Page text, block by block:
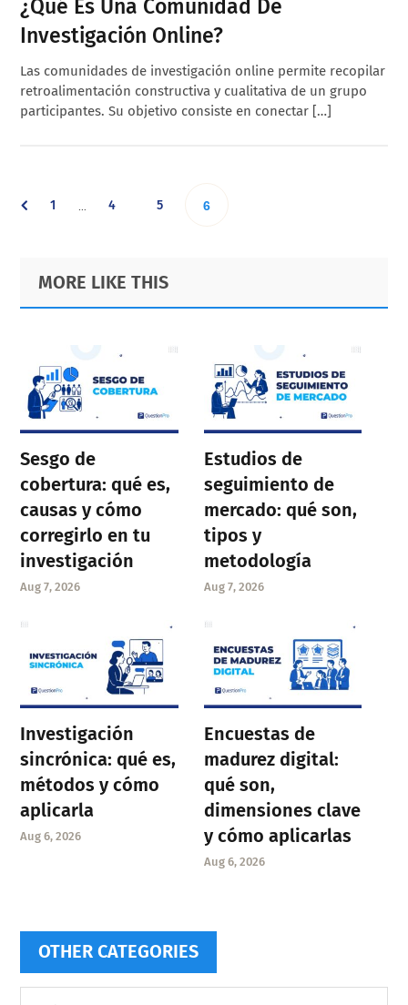
¿Qué Es Una Comunidad De
Investigación Online?
Las comunidades de investigación online permite recopilar
retroalimentación constructiva y cualitativa de un grupo
participantes. Su objetivo consiste en conectar […]
Go
page
1
pages
… Go
page
4 Go
page
5 Go
6
Primary
Sidebar
Footer
MORE LIKE THIS
Sesgo de
cobertura: qué es,
causas y cómo
corregirlo en tu
investigación
Aug 7, 2026
Estudios de
seguimiento de
mercado: qué son,
tipos y
metodología
Aug 7, 2026
Investigación
sincrónica: qué es,
métodos y cómo
aplicarla
Aug 6, 2026
Encuestas de
madurez digital:
qué son,
dimensiones clave
y cómo aplicarlas
Aug 6, 2026
OTHER CATEGORIES